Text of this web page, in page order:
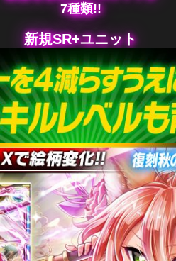
7種類!!
新規SR+ユニット